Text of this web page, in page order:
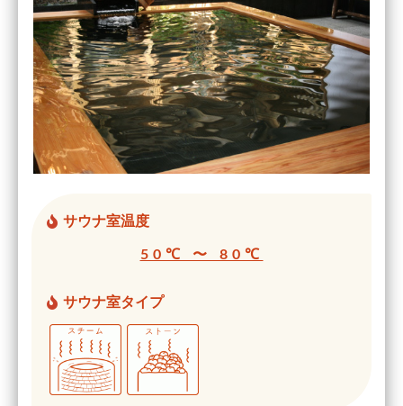
サウナ室温度
50℃ 〜 80℃
サウナ室タイプ